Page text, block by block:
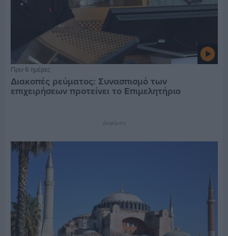
Πριν 6 ημέρες
Διακοπές ρεύματος: Συνασπισμό των
επιχειρήσεων προτείνει το Επιμελητήριο
Διαφήμιση